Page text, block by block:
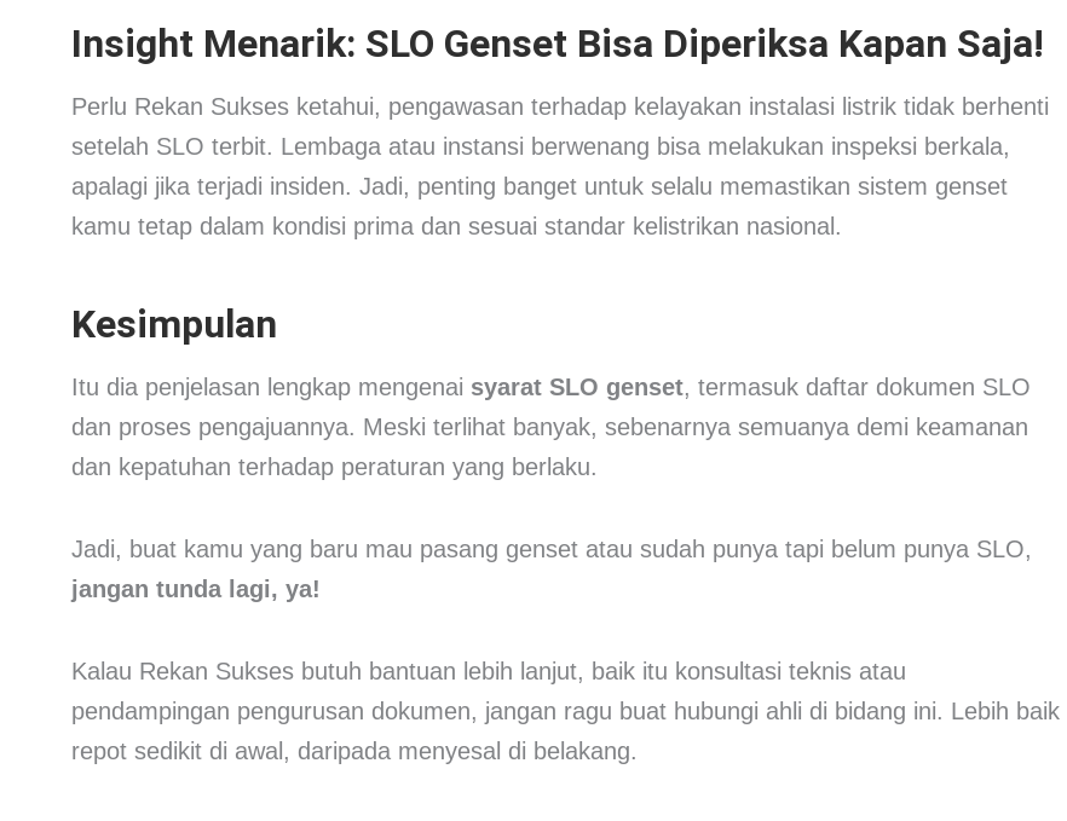
Insight Menarik: SLO Genset Bisa Diperiksa Kapan Saja!
Perlu Rekan Sukses ketahui, pengawasan terhadap kelayakan instalasi listrik tidak berhenti
setelah SLO terbit. Lembaga atau instansi berwenang bisa melakukan inspeksi berkala,
apalagi jika terjadi insiden. Jadi, penting banget untuk selalu memastikan sistem genset
kamu tetap dalam kondisi prima dan sesuai standar kelistrikan nasional.
Kesimpulan
Itu dia penjelasan lengkap mengenai syarat SLO genset, termasuk daftar dokumen SLO
dan proses pengajuannya. Meski terlihat banyak, sebenarnya semuanya demi keamanan
dan kepatuhan terhadap peraturan yang berlaku.
Jadi, buat kamu yang baru mau pasang genset atau sudah punya tapi belum punya SLO,
jangan tunda lagi, ya!
Kalau Rekan Sukses butuh bantuan lebih lanjut, baik itu konsultasi teknis atau
pendampingan pengurusan dokumen, jangan ragu buat hubungi ahli di bidang ini. Lebih baik
repot sedikit di awal, daripada menyesal di belakang.